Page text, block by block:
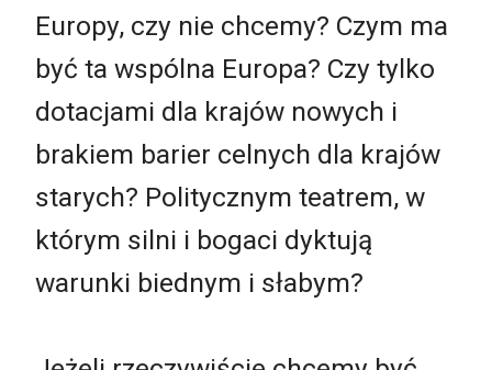
Europy, czy nie chcemy? Czym ma
być ta wspólna Europa? Czy tylko
dotacjami dla krajów nowych i
brakiem barier celnych dla krajów
starych? Politycznym teatrem, w
którym silni i bogaci dyktują
warunki biednym i słabym?